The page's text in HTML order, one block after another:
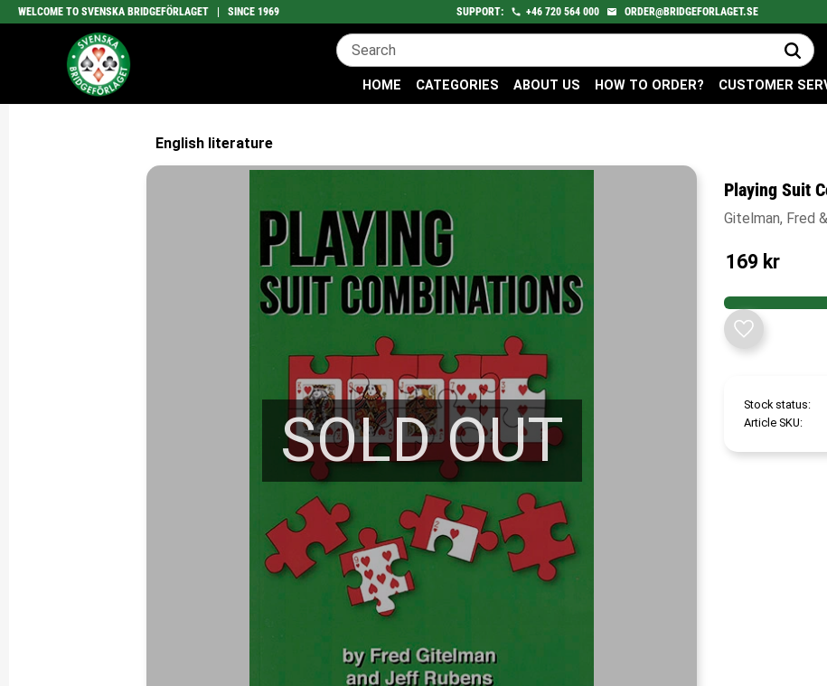
WELCOME TO SVENSKA BRIDGEFÖRLAGET | SINCE 1969 SUPPORT: +46 720 564 000 ORDER@BRIDGEFORLAGET.SE
HOME CATEGORIES ABOUT US HOW TO ORDER? CUSTOMER
English literature
Playing Suit
Gitelman, Fred
SOLD OUT
169 kr
Add to
Stock status
Article SKU